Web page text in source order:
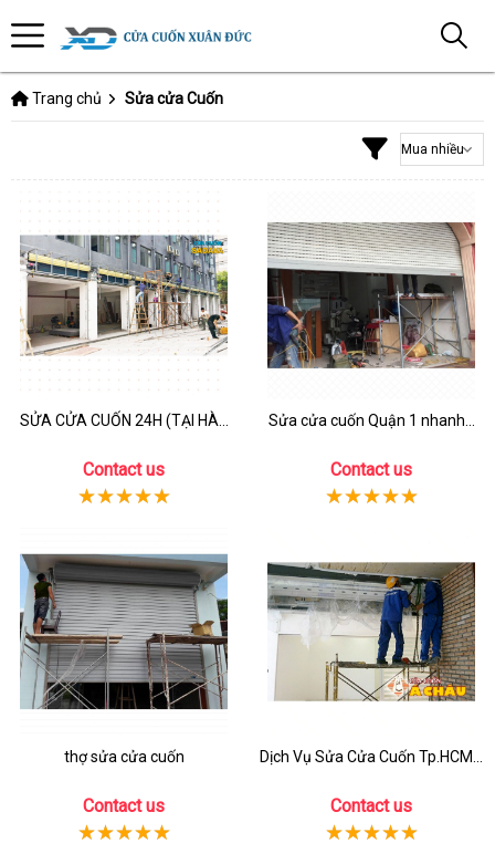
Trang chủ Sửa cửa Cuốn
SỬA CỬA CUỐN 24H (TẠI HÀ...
Contact us
Sửa cửa cuốn Quận 1 nhanh...
Contact us
thợ sửa cửa cuốn
Contact us
Dịch Vụ Sửa Cửa Cuốn Tp.HCM...
Contact us